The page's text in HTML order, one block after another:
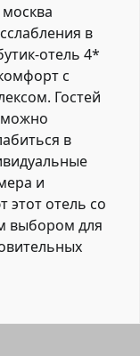
в
отель 4*
с
Гостей
в
и
этот отель со
выбором для